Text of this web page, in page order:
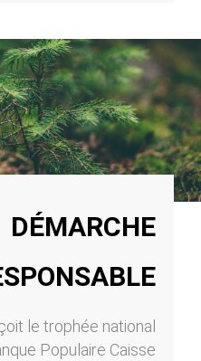
DÉMARCHE
le trophée national
Populaire Caisse